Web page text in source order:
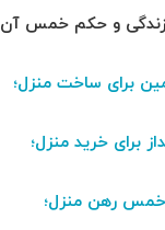
زندگی و حکم خمس آن
برای ساخت منزل؛
برای خرید منزل؛
رهن منزل؛